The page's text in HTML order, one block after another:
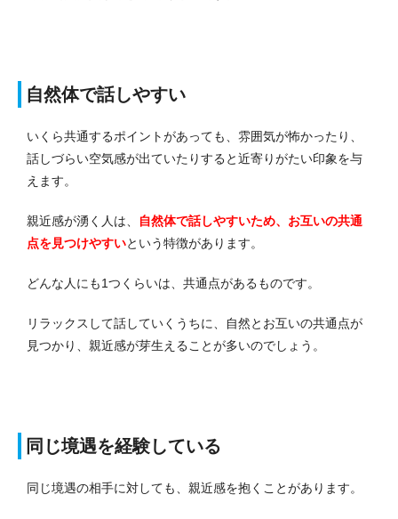
自然体で話しやすい
いくら共通するポイントがあっても、雰囲気が怖かったり、
話しづらい空気感が出ていたりすると近寄りがたい印象を与
えます。
親近感が湧く人は、
自然体で話しやすいため、お互いの共通
点を見つけやすいという特徴があります。
どんな人にも1つくらいは、共通点があるものです。
リラックスして話していくうちに、自然とお互いの共通点が
見つかり、親近感が芽生えることが多いのでしょう。
同じ境遇を経験している
同じ境遇の相手に対しても、親近感を抱くことがあります。